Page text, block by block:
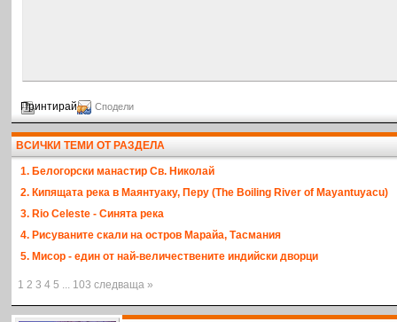
Принтирай Сподели
ВСИЧКИ ТЕМИ ОТ РАЗДЕЛА
1. Белогорски манастир Св. Николай
2. Кипящата река в Маянтуаку, Перу (The Boiling River of Mayantuyacu)
3. Rio Celeste - Синята река
4. Рисуваните скали на остров Марайа, Тасмания
5. Мисор - един от най-величествените индийски дворци
1 2 3 4 5 ... 103 следваща »